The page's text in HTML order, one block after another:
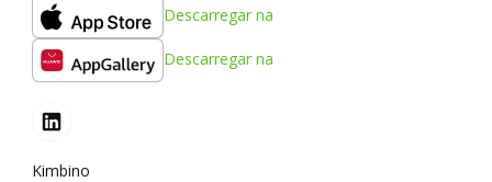
Descarregar na
Descarregar na
Kimbino